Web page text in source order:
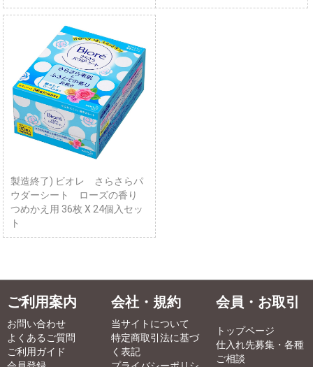
製造終了) ビオレ さらさらパ
ウダーシート ローズの香り
つめかえ用 36枚 X 24個入セッ
ト
ご利用案内
お問い合わせ
よくあるご質問
ご利用ガイド
会社・規約
当サイトについて
特定商取引法に基づ
く表記
会員・お取引
トップページ
仕入れ先募集・各種
ご相談